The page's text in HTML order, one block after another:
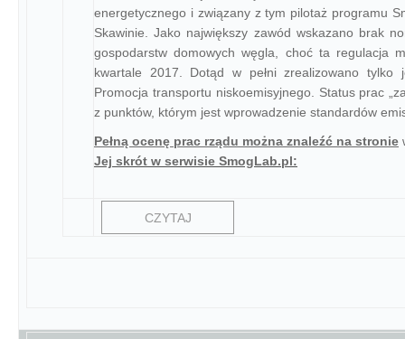
energetycznego i związany z tym pilotaż programu
Skawinie. Jako największy zawód wskazano brak
gospodarstw domowych węgla, choć ta regulacja
kwartale 2017. Dotąd w pełni zrealizowano
Promocja transportu niskoemisyjnego. Status prac
z punktów, którym jest wprowadzenie standardów
Pełną ocenę prac rządu można znaleźć na stronie
Jej skrót w serwisie SmogLab.pl:
CZYTAJ